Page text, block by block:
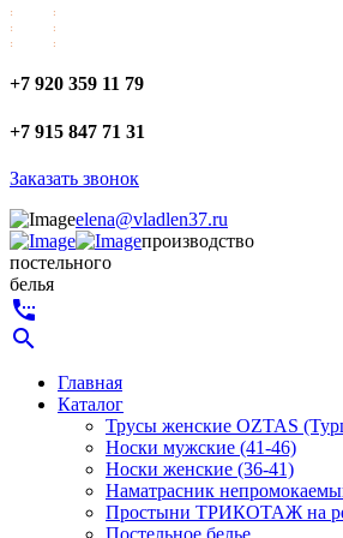
+7 920 359 11 79
+7 915 847 71 31
Заказать звонок
elena@vladlen37.ru
производство
постельного
белья
settings_phone
search
Главная
Каталог
Трусы женские OZTAS
Носки мужские (41-46)
Носки женские (36-41)
Наматрасник
Простыни ТРИКОТАЖ на
Постельное белье